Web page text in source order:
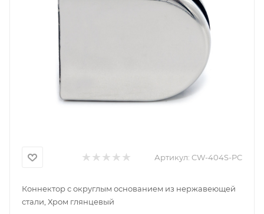
Артикул: CW-404S-PC
Коннектор с округлым основанием из нержавеющей
стали, Хром глянцевый